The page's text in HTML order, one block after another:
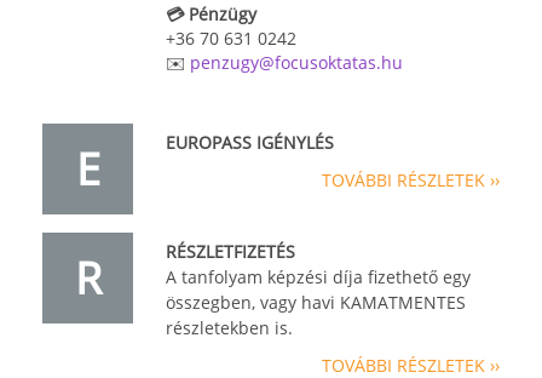
💳 Pénzügy
+36 70 631 0242
✉️ penzugy@focusoktatas.hu
E
EUROPASS IGÉNYLÉS
TOVÁBBI RÉSZLETEK ››
R
RÉSZLETFIZETÉS
A tanfolyam képzési díja fizethető egy
összegben, vagy havi KAMATMENTES
részletekben is.
TOVÁBBI RÉSZLETEK ››